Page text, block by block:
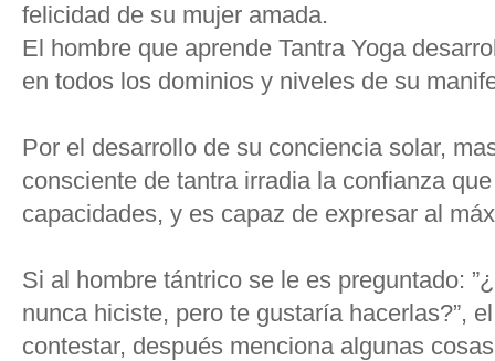
felicidad de su mujer amada.
El hombre que aprende Tantra Yoga
en todos los dominios y niveles de su
Por el desarrollo de su conciencia solar,
consciente de tantra irradia la confianza
capacidades, y es capaz de expresar al
Si al hombre tántrico se le es preguntado:
nunca hiciste, pero te gustaría hacerlas?”,
contestar, después menciona algunas